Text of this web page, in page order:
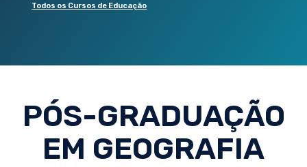
Todos os Cursos de Educação
PÓS-GRADUAÇÃO
EM GEOGRAFIA